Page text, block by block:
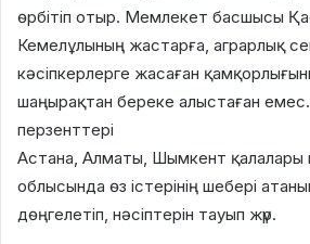
өрбітіп отыр. Мемлекет басшысы
Кемелұлының жастарға, аграрлық
кәсіпкерлерге жасаған
шаңырақтан береке алыстаған емес.
перзенттері
Астана, Алматы, Шымкент қалалары
облысында өз істерінің шебері
дөңгелетіп, нәсіптерін тауып жүр.